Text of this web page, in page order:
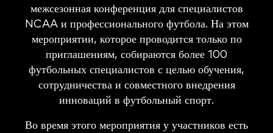
межсезонная конференция для специалистов
NCAA и профессионального футбола. На этом
мероприятии, которое проводится только по
приглашениям, собираются более 100
футбольных специалистов с целью обучения,
сотрудничества и совместного внедрения
инноваций в футбольный спорт.
Во время этого мероприятия у участников есть